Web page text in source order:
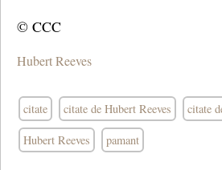
© CCC
Hubert Reeves
citate citate de Hubert Reeves citate
Hubert Reeves pamant